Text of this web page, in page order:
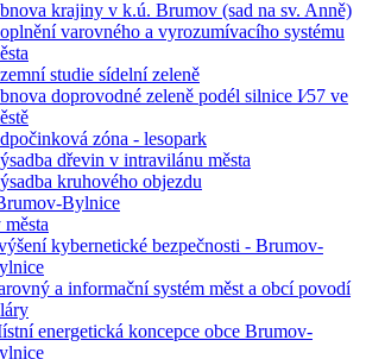
krajiny v k.ú. Brumov (sad na sv. Anně)
varovného a vyrozumívacího systému
studie sídelní zeleně
doprovodné zeleně podél silnice I⁄57 ve
zóna - lesopark
dřevin v intravilánu města
kruhového objezdu
Bylnice
kybernetické bezpečnosti - Brumov-
a informační systém měst a obcí povodí
energetická koncepce obce Brumov-